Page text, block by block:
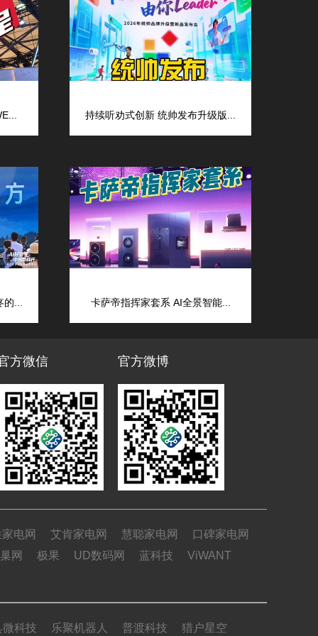
持续听劝式创新 统帅发布升级版...
... 卡萨帝指挥家套系 AI全景智能...
方微信 官方微博
电网 艾肯家电网 慧聪家电网
口碑家电网
网
极果 UD数码网 蓝科技 ViWANT
微科技 乐聚机器人 普渡科技 猎户星空